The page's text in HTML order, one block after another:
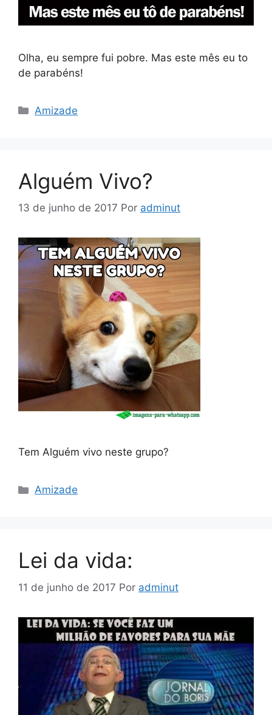
Olha, eu sempre fui pobre. Mas este mês eu to
de parabéns!
Categorias
Amizade
Alguém Vivo?
13 de junho de 2017 Por adminut
Tem Alguém vivo neste grupo?
Categorias
Amizade
Lei da vida:
11 de junho de 2017 Por adminut